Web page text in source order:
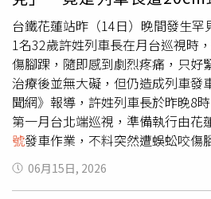
3000型列車延誤約47分鐘，為當晚
區間快車也曾延誤約36分鐘，後續
擺也讓內壢站周邊交通陷入混亂。
無法恢復通行，車流從桃園市八德
至中壢區忠義里平交道，中華路及
壅塞。鐵路警察局中壢派出所接獲
政府警察局員警前往各主要路口及
解壅塞車流，待號誌恢復正常後，
暢。不少受影響旅客也在社群平台
「內壢火車站不知道怎麼了，火車
台鐵花蓮站昨（14日）晚間發生罕
1名32歲許姓列車長在月台巡視時
傷腳踝，隨即感到劇烈疼痛，只好
治療後並無大礙，但仍造成列車發
聞網》報導，許姓列車長於昨晚8
第一月台北端巡視，準備執行由花
號發車作業，不料突然遭蜈蚣咬傷
現紅腫反應，立即以無線電通報車
護人員趕抵後，先進行清創與初步
06月15日, 2026